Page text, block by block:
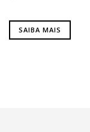
SAIBA MAIS